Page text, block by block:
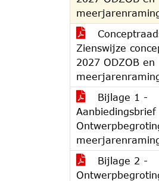
Zienswijze
2027 ODZOB en
Bijlage 1 -
Aanbiedingsbrief
Bijlage 2 -